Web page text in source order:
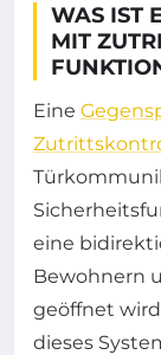
WAS IST
MIT
Eine
eine
Bewohnern
geöffnet
dieses